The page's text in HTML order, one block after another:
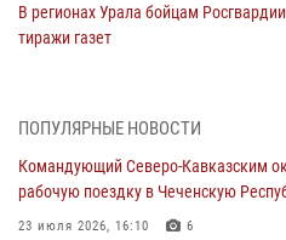
В регионах Урала бойцам
тиражи газет
Росгвардейцы провели занятие по
краеведения Луганской Народной
09 августа 2026, 05:00
ПОПУЛЯРНЫЕ НОВОСТИ
Командующий Северо-Кавказским
рабочую поездку в Чеченскую
23 июля 2026, 16:10 6